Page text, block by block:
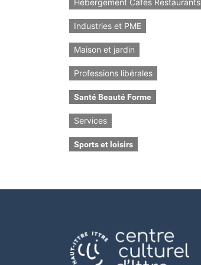
Hébergement Cafés Restaurants
Industries et PME
Maison et jardin
Professions libérales
Santé Beauté Forme
Services
Sports et loisirs